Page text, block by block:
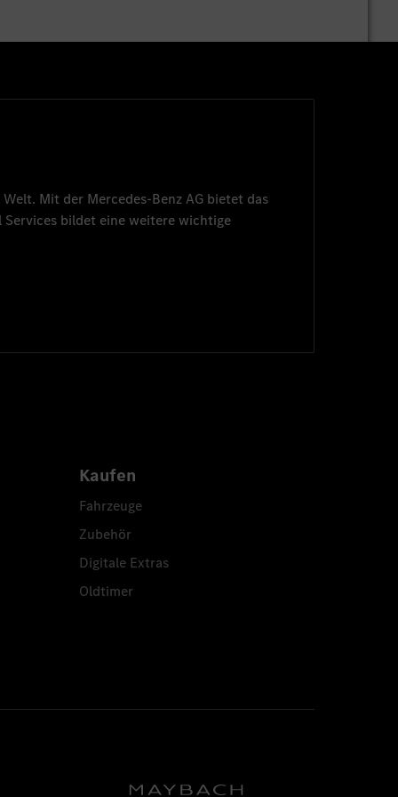
Mit der Mercedes-Benz AG bietet das
Services bildet eine weitere wichtige
Kaufen
Fahrzeuge
Zubehör
Digitale Extras
Oldtimer